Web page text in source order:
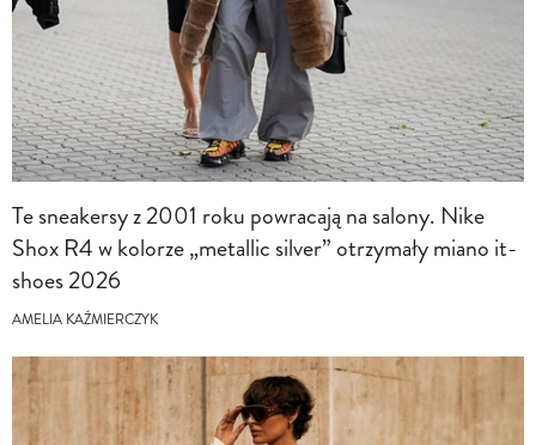
Te sneakersy z 2001 roku powracają na salony. Nike
Shox R4 w kolorze „metallic silver” otrzymały miano it-
shoes 2026
AMELIA KAŹMIERCZYK